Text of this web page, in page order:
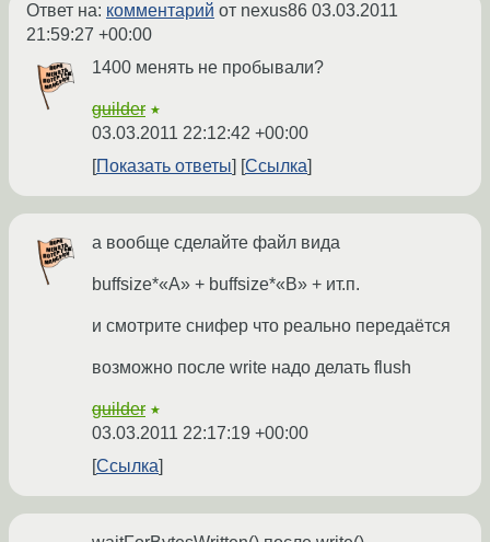
Ответ на: комментарий от nexus86 03.03.2011
21:59:27 +00:00
1400 менять не пробывали?
guilder ★
03.03.2011 22:12:42 +00:00
Показать ответы
Ссылка
а вообще сделайте файл вида
buffsize*«A» + buffsize*«B» + ит.п.
и смотрите снифер что реально передаётся
возможно после write надо делать flush
guilder ★
03.03.2011 22:17:19 +00:00
Ссылка